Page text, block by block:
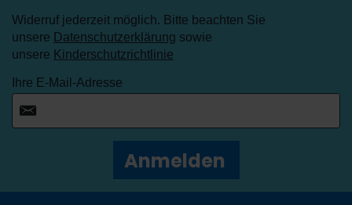
Widerruf jederzeit möglich. Bitte beachten Sie
unsere Datenschutzerklärung sowie
unsere Kinderschutzrichtlinie
Ihre E-Mail-Adresse
Anmelden